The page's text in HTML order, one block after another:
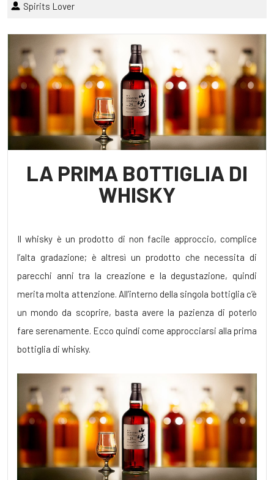
Spirits Lover
LA PRIMA BOTTIGLIA DI
WHISKY
Il whisky è un prodotto di non facile approccio, complice
l’alta gradazione; è altresì un prodotto che necessita di
parecchi anni tra la creazione e la degustazione, quindi
merita molta attenzione. All’interno della singola bottiglia c’è
un mondo da scoprire, basta avere la pazienza di poterlo
fare serenamente. Ecco quindi come approcciarsi alla prima
bottiglia di whisky.